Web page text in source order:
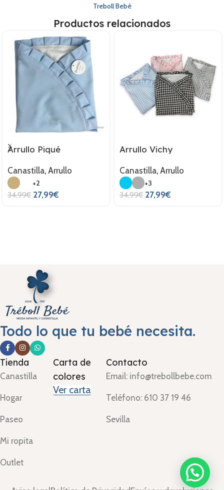
Treboll Bebé
Productos relacionados
Arrullo Piqué
Canastilla, Arrullo
+2
34,99€ 27,99€
Arrullo Vichy
Canastilla, Arrullo
+3
34,99€ 27,99€
Todo lo que tu bebé necesita.
Tienda
Canastilla
Hogar
Paseo
Mi ropita
Outlet
Carta de
colores
Ver carta
Contacto
Email: info@trebollbebe.com
Teléfono: 610 37 19 46
Sevilla